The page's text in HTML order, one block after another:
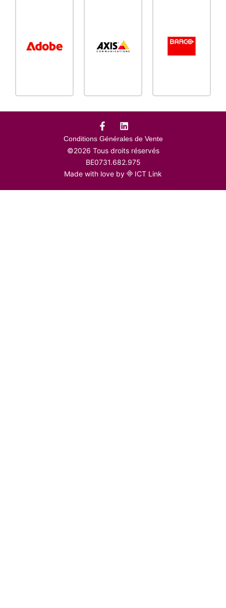
Conditions Générales de Vente
©2026 Tous droits réservés
BE0731.682.975
Made with love by
ICT Link